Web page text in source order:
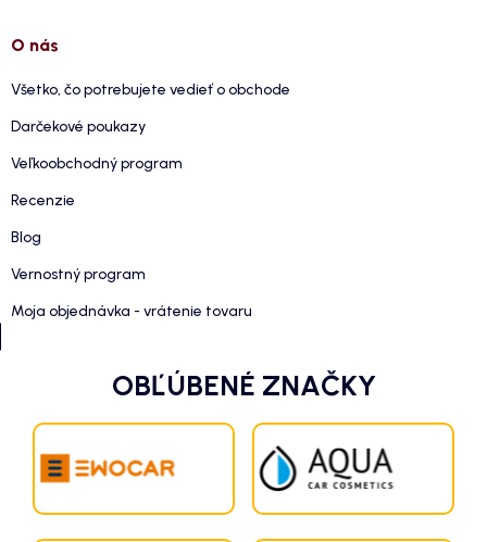
O nás
Všetko, čo potrebujete vedieť o obchode
Darčekové poukazy
Veľkoobchodný program
Recenzie
Blog
Vernostný program
Moja objednávka - vrátenie tovaru
OBĽÚBENÉ ZNAČKY